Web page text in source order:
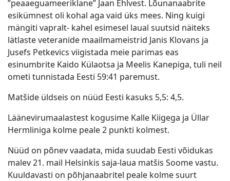
”peaaeguameeriklane” Jaan Ehlvest. Lõunanaabrite
esikümnest oli kohal aga vaid üks mees. Ning kuigi
mängiti vapralt- kahel esimesel laual suutsid näiteks
lätlaste veteranide maailmameistrid Janis Klovans ja
Jusefs Petkevics viigistada meie parimas eas
esinumbrite Kaido Külaotsa ja Meelis Kanepiga, tuli neil
ometi tunnistada Eesti 59:41 paremust.
Matšide üldseis on nüüd Eesti kasuks 5,5: 4,5.
Läänevirumaalastest kogusime Kalle Kiigega ja Üllar
Hermliniga kolme peale 2 punkti kolmest.
Nüüd on põnev vaadata, mida suudab Eesti võidukas
malev 21. mail Helsinkis saja-laua matšis Soome vastu.
Kuuldavasti on põhjanaabritel peale kolme suurt